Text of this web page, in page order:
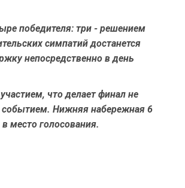
победителя: три - решением
симпатий достанется
непосредственно в день
что делает финал не
Нижняя набережная 6
место голосования.